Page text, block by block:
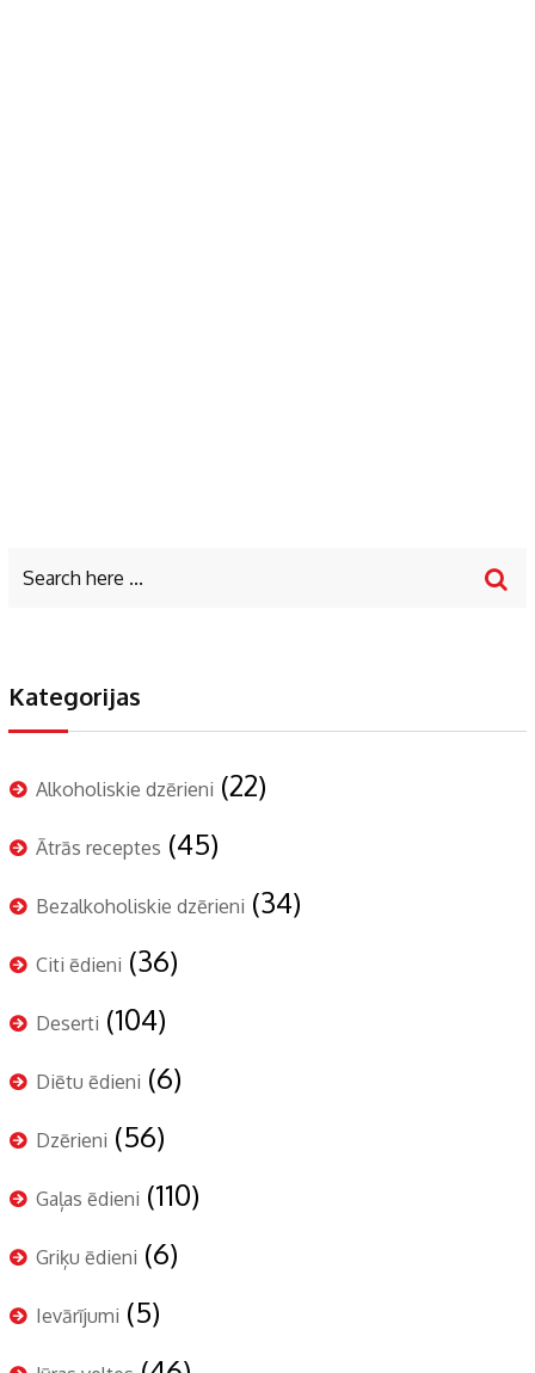
Kategorijas
Alkoholiskie dzērieni (22)
Ātrās receptes (45)
Bezalkoholiskie dzērieni (34)
Citi ēdieni (36)
Deserti (104)
Diētu ēdieni (6)
Dzērieni (56)
Gaļas ēdieni (110)
Griķu ēdieni (6)
Ievārījumi (5)